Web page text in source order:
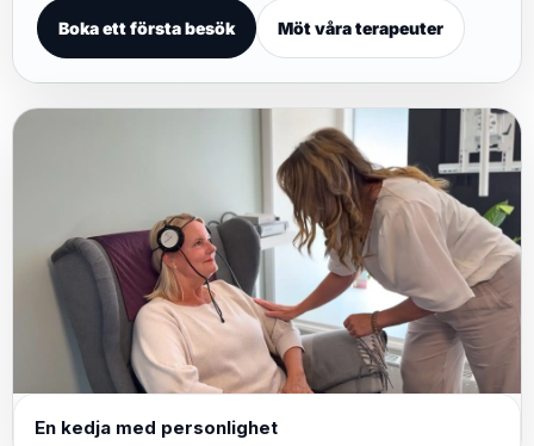
Boka ett första besök Möt våra terapeuter
En kedja med personlighet